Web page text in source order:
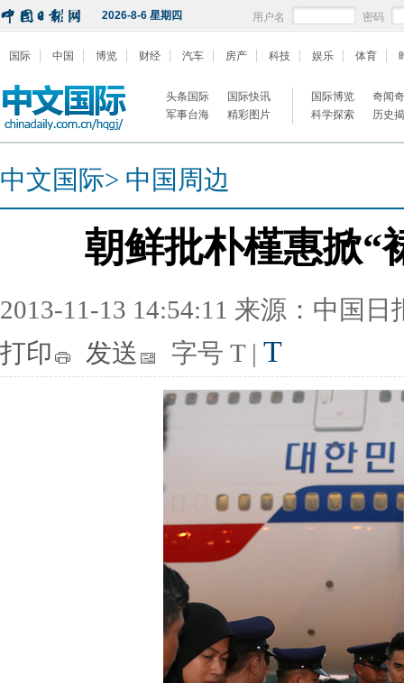
2026-8-6 星期四 用户名 密码
国际 中国 博览 财经 汽车 房产 科技 娱乐 体育
头条国际
国际快讯
军事台海
精彩图片
国际博览
奇闻
科学探索
历史
中文国际> 中国周边
朝鲜批朴槿惠掀“
2013-11-13 14:54:11 来源：中国日
打印
发送 字号 T | T